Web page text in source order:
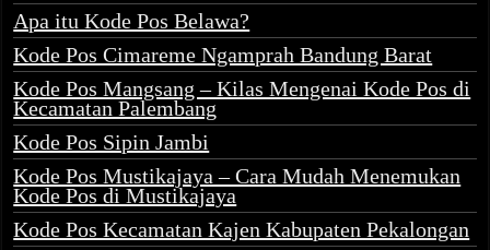
Apa itu Kode Pos Belawa?
Kode Pos Cimareme Ngamprah Bandung Barat
Kode Pos Mangsang – Kilas Mengenai Kode Pos di
Kecamatan Palembang
Kode Pos Sipin Jambi
Kode Pos Mustikajaya – Cara Mudah Menemukan
Kode Pos di Mustikajaya
Kode Pos Kecamatan Kajen Kabupaten Pekalongan